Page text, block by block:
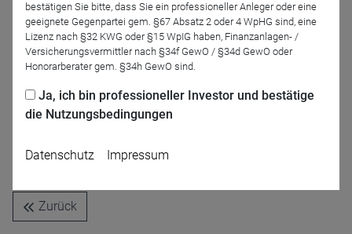
Wallstreet - Experte
Zurück
bestätigen Sie bitte, dass Sie ein professioneller Anleger oder eine
geeignete Gegenpartei gem. §67 Absatz 2 oder 4 WpHG sind, eine
Lizenz nach §32 KWG oder §15 WpIG haben, Finanzanlagen- /
Versicherungsvermittler nach §34f GewO / §34d GewO oder
Honorarberater gem. §34h GewO sind.
Ja, ich bin professioneller Investor und bestätige
die Nutzungsbedingungen
Datenschutz Impressum